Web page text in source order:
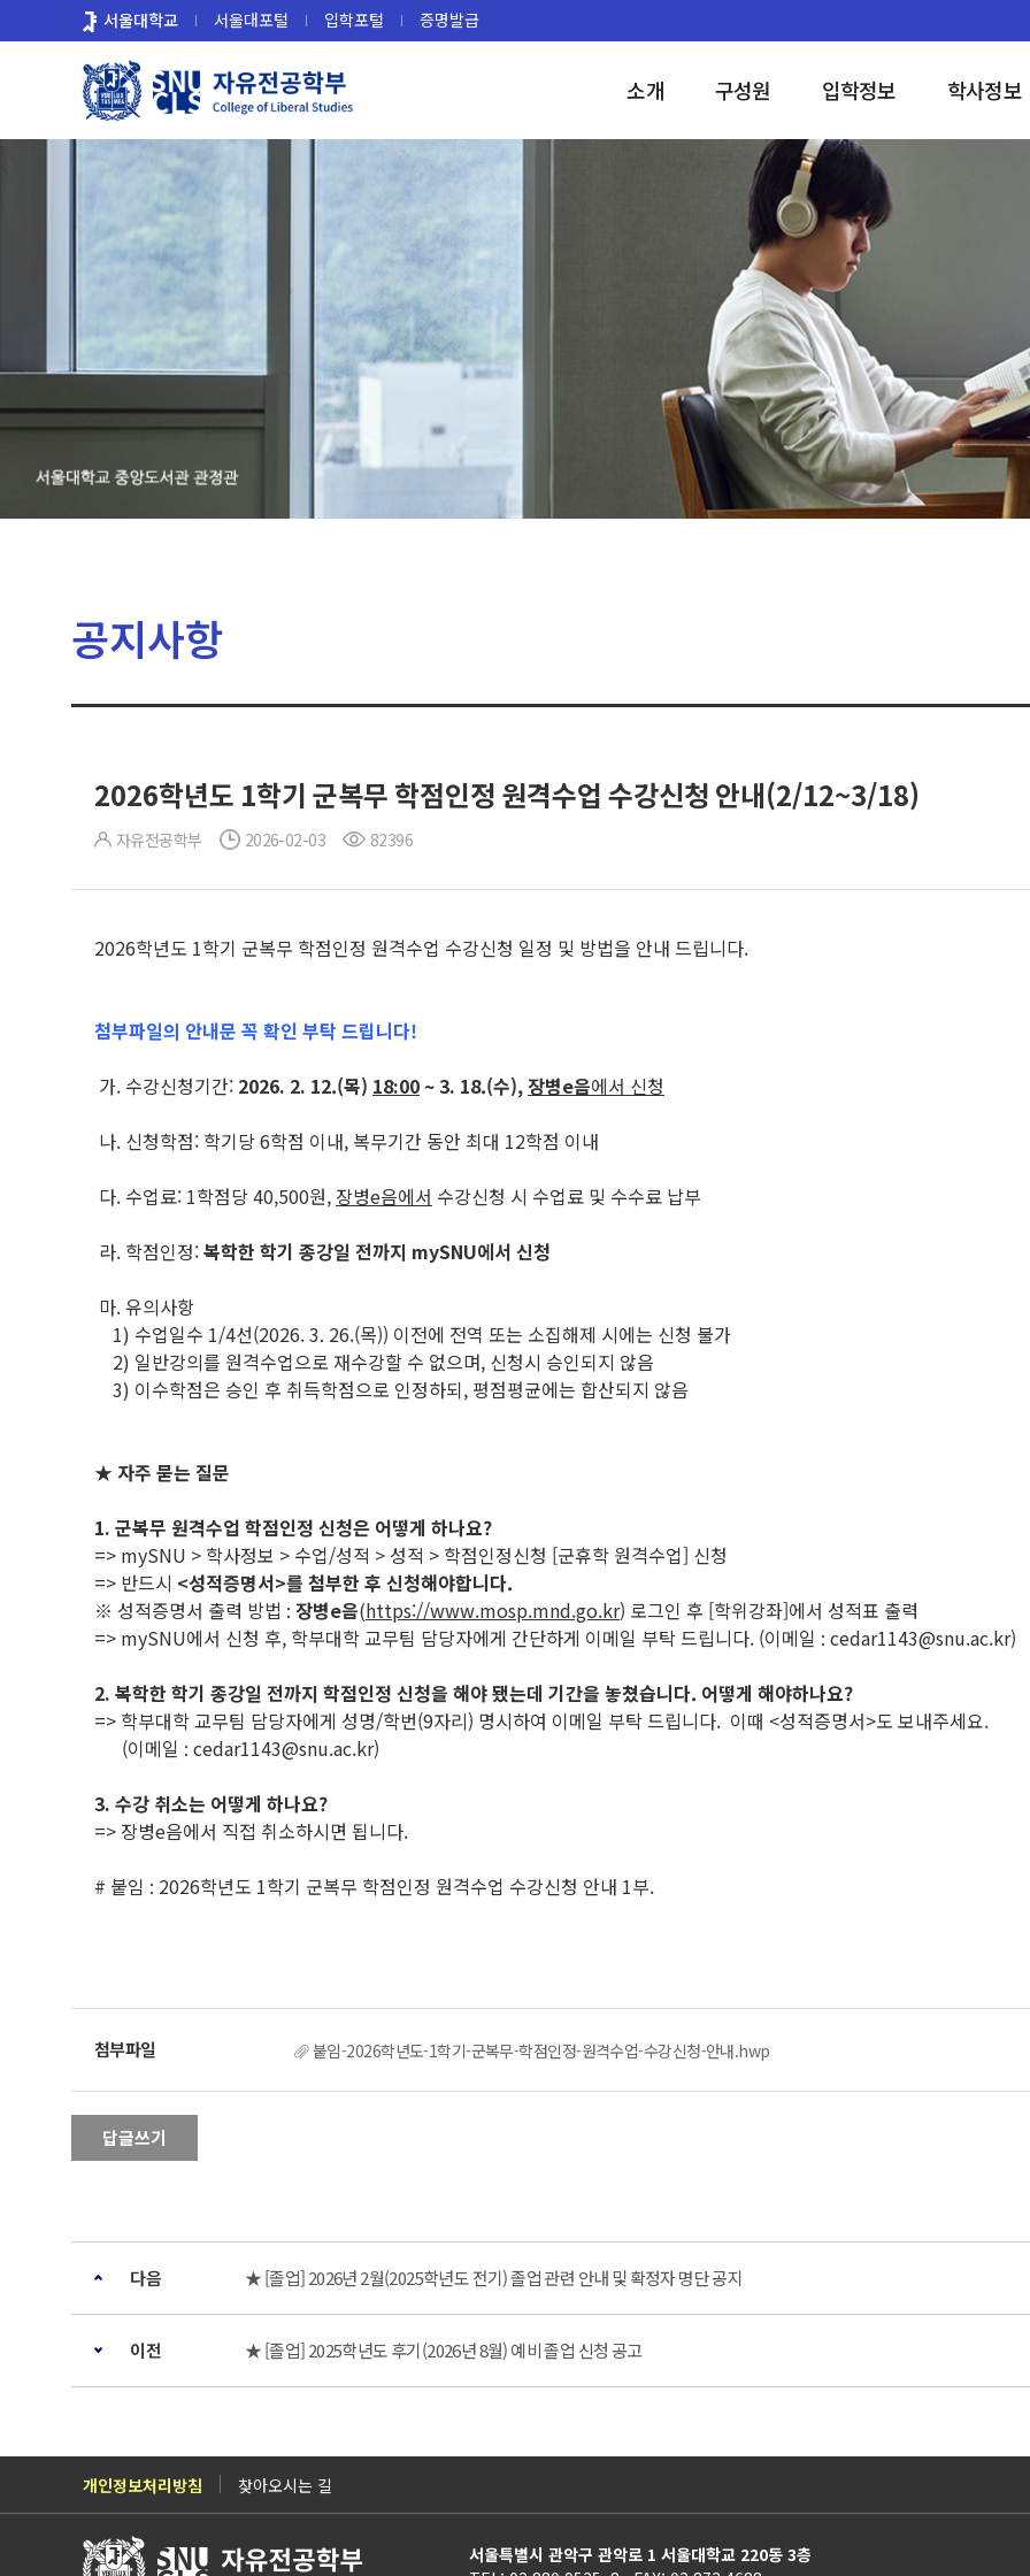
로
서울대학교 서울대포털 입학포털 증명발급
소개 구성원 입학정보 학사정보
공지사항
2026학년도 1학기 군복무 학점인정 원격수업 수강신청 안내(2/12~3/18)
자유전공학부 2026-02-03 82396
2026학년도 1학기 군복무 학점인정 원격수업 수강신청 일정 및 방법을 안내 드립니다.
첨부파일의 안내문 꼭 확인 부탁 드립니다!
가. 수강신청기간: 2026. 2. 12.(목) 18:00~ 3. 18.(수),장병e음에서 신청
나. 신청학점: 학기당 6학점 이내, 복무기간 동안 최대 12학점 이내
다. 수업료: 1학점당 40,500원, 장병e음에서 수강신청 시 수업료 및 수수료 납부
라. 학점인정:복학한 학기 종강일 전까지 mySNU에서 신청
마. 유의사항
1) 수업일수 1/4선(2026. 3. 26.(목)) 이전에 전역 또는 소집해제 시에는 신청 불가
2) 일반강의를 원격수업으로 재수강할 수 없으며, 신청시 승인되지 않음
3) 이수학점은 승인 후 취득학점으로 인정하되, 평점평균에는 합산되지 않음
★ 자주 묻는 질문
1. 군복무 원격수업 학점인정 신청은 어떻게 하나요?
=> mySNU > 학사정보 > 수업/성적 > 성적 > 학점인정신청 [군휴학 원격수업] 신청
=> 반드시 <성적증명서>를 첨부한 후 신청해야합니다.
※ 성적증명서 출력 방법 : 장병e음(https://www.mosp.mnd.go.kr) 로그인 후 [학위강좌]에서 성적표 출력
=> mySNU에서 신청 후, 학부대학 교무팀 담당자에게 간단하게 이메일 부탁 드립니다. (이메일 : cedar1143@snu.ac.kr)
2. 복학한 학기 종강일 전까지 학점인정 신청을 해야 됐는데 기간을 놓쳤습니다. 어떻게 해야하나요?
=> 학부대학 교무팀 담당자에게 성명/학번(9자리) 명시하여 이메일 부탁 드립니다. 이때 <성적증명서>도 보내주세요.
(이메일 : cedar1143@snu.ac.kr)
3. 수강 취소는 어떻게 하나요?
=> 장병e음에서 직접 취소하시면 됩니다.
# 붙임 : 2026학년도 1학기 군복무 학점인정 원격수업 수강신청 안내 1부.
붙임-2026학년도-1학기-군복무-학점인정-원격수업-수강신청-안내.hwp
답글쓰기
다음 ★ [졸업] 2026년 2월(2025학년도 전기) 졸업 관련 안내 및 확정자 명단 공지
이전 ★ [졸업] 2025학년도 후기(2026년 8월) 예비 졸업 신청 공고
개인정보처리방침 찾아오시는 길
서울특별시 관악구 관악로 1 서울대학교 220동 3층